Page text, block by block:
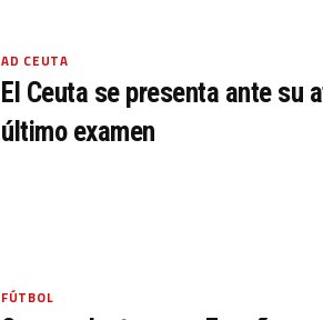
AD CEUTA
El Ceuta se presenta ante su
último examen
FÚTBOL